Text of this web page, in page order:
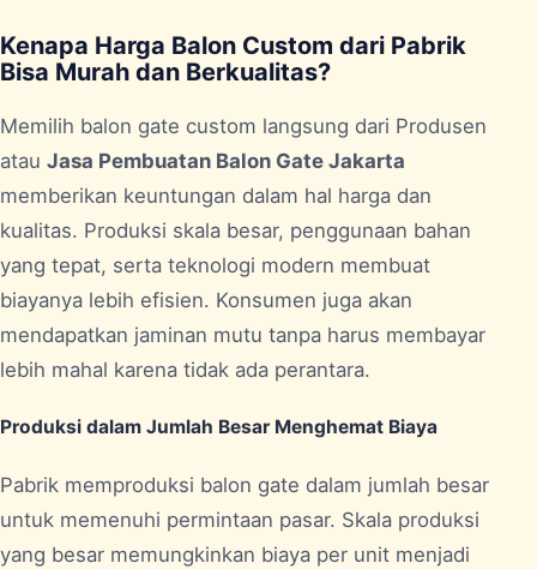
Kenapa Harga Balon Custom dari Pabrik
Bisa Murah dan Berkualitas?
Memilih balon gate custom langsung dari Produsen
atau Jasa Pembuatan Balon Gate Jakarta
memberikan keuntungan dalam hal harga dan
kualitas. Produksi skala besar, penggunaan bahan
yang tepat, serta teknologi modern membuat
biayanya lebih efisien. Konsumen juga akan
mendapatkan jaminan mutu tanpa harus membayar
lebih mahal karena tidak ada perantara.
Produksi dalam Jumlah Besar Menghemat Biaya
Pabrik memproduksi balon gate dalam jumlah besar
untuk memenuhi permintaan pasar. Skala produksi
yang besar memungkinkan biaya per unit menjadi